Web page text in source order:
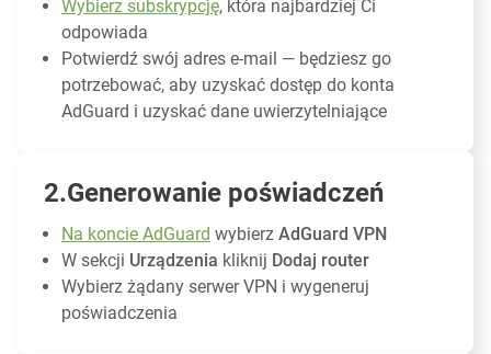
Wybierz subskrypcję, która najbardziej Ci
odpowiada
Potwierdź swój adres e-mail — będziesz go
potrzebować, aby uzyskać dostęp do konta
AdGuard i uzyskać dane uwierzytelniające
Generowanie poświadczeń
Na koncie AdGuard wybierz AdGuard VPN
W sekcji Urządzenia kliknij Dodaj router
Wybierz żądany serwer VPN i wygeneruj
poświadczenia